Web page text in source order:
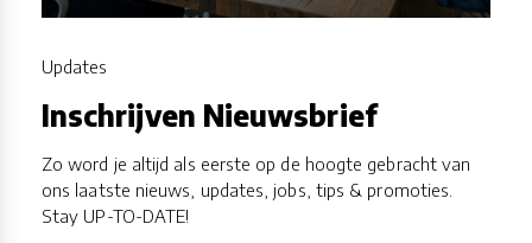
Updates
Inschrijven Nieuwsbrief
Zo word je altijd als eerste op de hoogte gebracht van
ons laatste nieuws, updates, jobs, tips & promoties.
Stay UP-TO-DATE!